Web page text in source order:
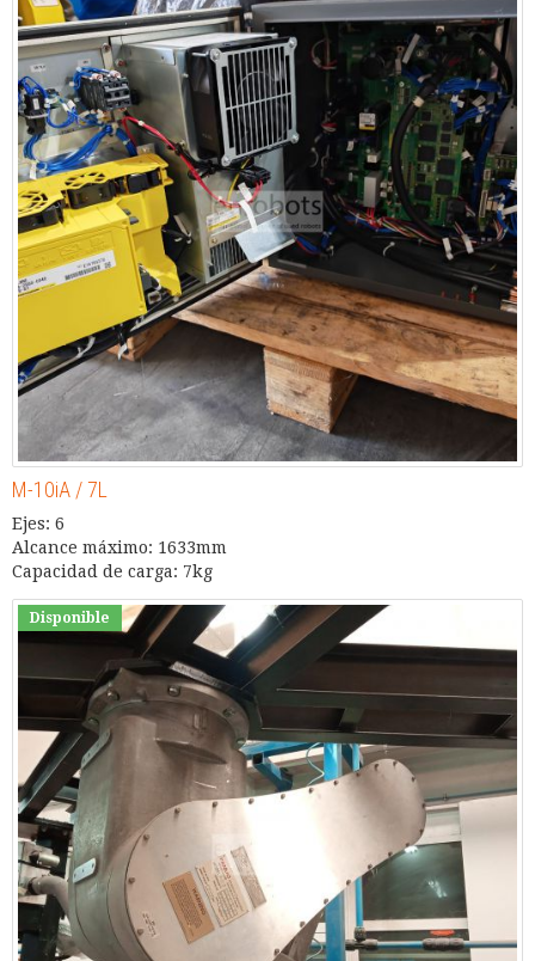
M-10iA / 7L
Ejes: 6
Alcance máximo: 1633mm
Capacidad de carga: 7kg
Disponible